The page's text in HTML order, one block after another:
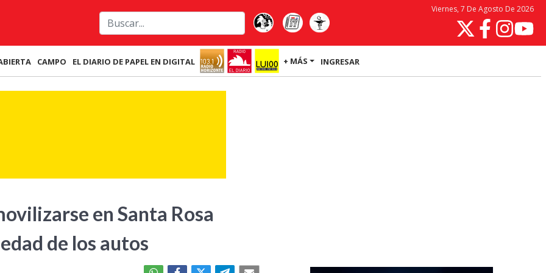
Viernes, 7 De Agosto De 2026
CAMPO EL DIARIO DE PAPEL EN DIGITAL + MÁS INGRESAR
en Santa Rosa
de los autos